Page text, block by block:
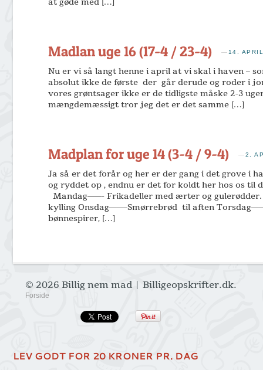
Madlan uge 16 (17-4 / 23-4) — 14.
Nu er vi så langt henne i april at vi skal i haven –
absolut ikke de første der går derude og roder i
vores grøntsager ikke er de tidligste måske 2-3
mængdemæssigt tror jeg det er det samme […]
Madplan for uge 14 (3-4 / 9-4) —2.
Ja så er det forår og her er der gang i det grove i
og ryddet op , endnu er det for koldt her hos os til
Mandag——- Frikadeller med ærter og
kylling Onsdag——–Smørrebrød til aften
bønnespirer, […]
© 2026 Billig nem mad | Billigeopskrifter.dk.
Forside
LEV GODT FOR 20 KRONER PR. DAG